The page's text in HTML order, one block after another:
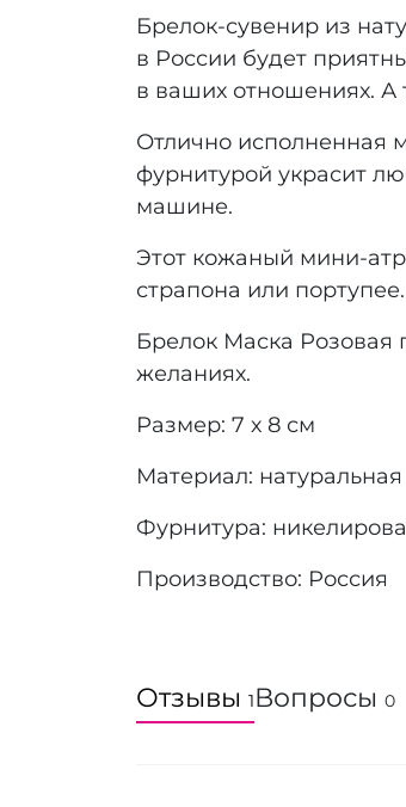
Брелок-сувенир из
в России будет
в ваших отношениях. А
Отлично исполненная
фурнитурой украсит
машине.
Этот кожаный мини-
страпона или портупее.
Брелок Маска
желаниях.
Размер: 7 х 8 см
Материал:
Фурнитура:
Производство: Россия
Отзывы 1Вопросы 0